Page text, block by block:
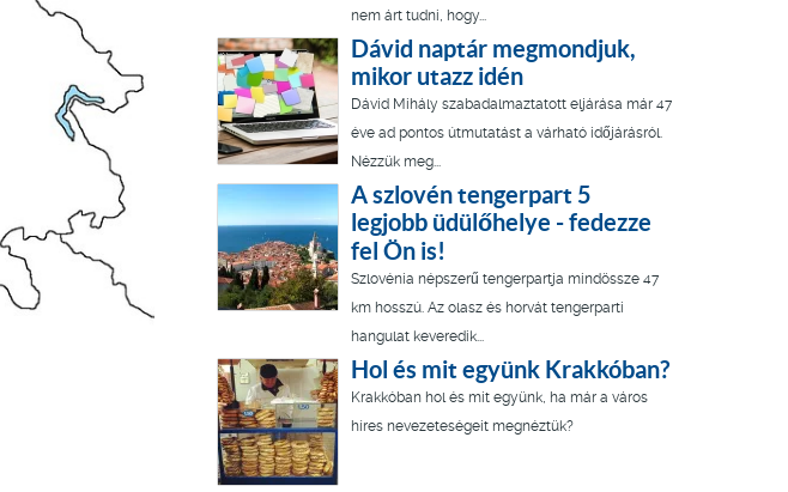
nem árt tudni, hogy...
Dávid naptár megmondjuk,
mikor utazz idén
Dávid Mihály szabadalmaztatott eljárása már 47
éve ad pontos útmutatást a várható időjárásról.
Nézzük meg...
A szlovén tengerpart 5
legjobb üdülőhelye - fedezze
fel Ön is!
Szlovénia népszerű tengerpartja mindössze 47
km hosszú. Az olasz és horvát tengerparti
hangulat keveredik...
Hol és mit együnk Krakkóban?
Krakkóban hol és mit együnk, ha már a város
híres nevezeteségeit megnéztük?